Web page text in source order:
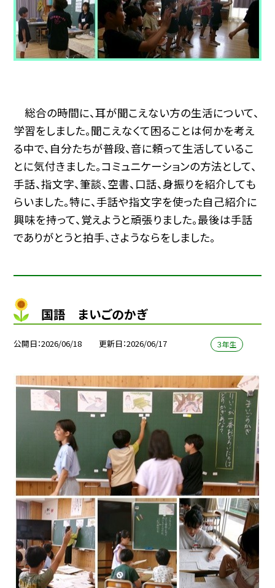
総合の時間に、耳が聞こえない方の生活について、
学習をしました。聞こえなくて困ることは何かを考え
る中で、自分たちが普段、音に頼って生活しているこ
とに気付きました。コミュニケーションの方法として、
手話、指文字、筆談、空書、口話、身振りを紹介しても
らいました。特に、手話や指文字を使った自己紹介に
興味を持って、覚えようと頑張りました。最後は手話
でありがとうと拍手、さようならをしました。
国語 まいごのかぎ
公開日 2026/06/18 更新日 2026/06/17 ３年生